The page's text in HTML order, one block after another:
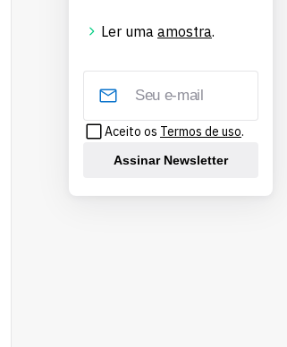
Ler uma amostra.
Aceito os Termos de uso.
Assinar Newsletter